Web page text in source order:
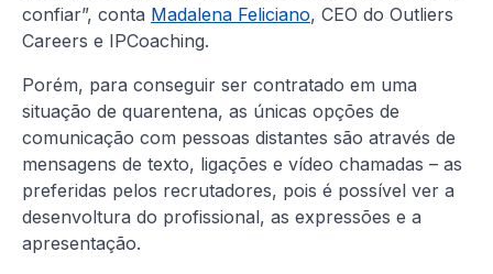
confiar”, conta Madalena Feliciano, CEO do Outliers
Careers e IPCoaching.
Porém, para conseguir ser contratado em uma
situação de quarentena, as únicas opções de
comunicação com pessoas distantes são através de
mensagens de texto, ligações e vídeo chamadas – as
preferidas pelos recrutadores, pois é possível ver a
desenvoltura do profissional, as expressões e a
apresentação.